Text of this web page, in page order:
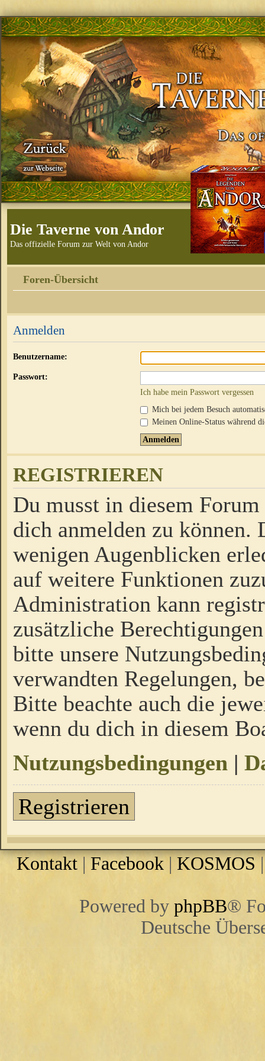
Die Taverne von Andor
Das offizielle Forum zur Welt von Andor
Foren-Übersicht
Anmelden
Benutzername:
Passwort:
Ich habe mein Passwort vergessen
Mich bei jedem Besuch
Meinen Online-Status während
REGISTRIEREN
Du musst in diesem
dich anmelden zu
wenigen Augenblicken
auf weitere Funktionen
Administration kann
zusätzliche
bitte unsere
verwandten Regelungen,
Bitte beachte auch die
wenn du dich in diesem
Nutzungsbedingungen |
Registrieren
Kontakt | Facebook |KOSMOS
Powered by phpBB®
Deutsche